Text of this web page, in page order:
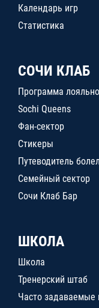
Календарь игр
Статистика
СОЧИ КЛАБ
Программа
Sochi Queens
Фан-сектор
Стикеры
Путеводитель
Семейный сектор
Сочи Клаб Бар
ШКОЛА
Школа
Тренерский штаб
Часто задаваемые